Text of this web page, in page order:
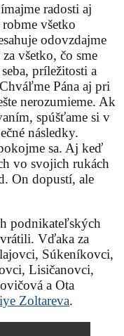
radosti aj
všetko
odovzdajme
všetko, čo sme
príležitosti a
Pána aj pri
nerozumieme. Ak
spúšťame si v
následky.
sa. Aj keď
vo svojich rukách
On dopustí, ale
podnikateľských
Vďaka za
Súkeníkovci,
Lisičanovci,
a Ota
Zoltareva.